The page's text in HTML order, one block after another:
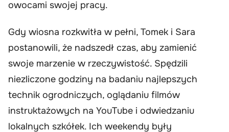
owocami swojej pracy.
Gdy wiosna rozkwitła w pełni, Tomek i Sara
postanowili, że nadszedł czas, aby zamienić
swoje marzenie w rzeczywistość. Spędzili
niezliczone godziny na badaniu najlepszych
technik ogrodniczych, oglądaniu filmów
instruktażowych na YouTube i odwiedzaniu
lokalnych szkółek. Ich weekendy były